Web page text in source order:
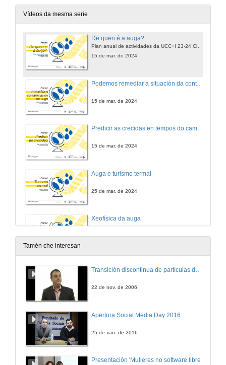
Vídeos da mesma serie
De quen é a auga?
15 de mar. de 2024
15 de mar. de 2024
Predicir as crecidas en tempos do cambio climático
15 de mar. de 2024
Auga e turismo termal
25 de mar. de 2024
Xeofísica da auga
15 de mar. de 2024
Tamén che interesan
Transición discontinua de partículas de microgel termosensible
22 de nov. de 2006
Apertura Social Media Day 2016
25 de xan. de 2016
Presentación 'Mulleres no software libre'